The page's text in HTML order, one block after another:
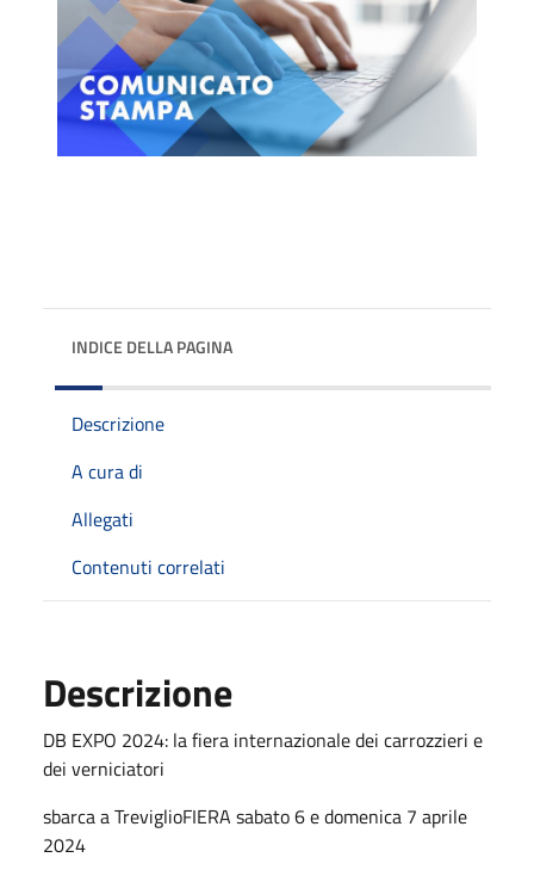
INDICE DELLA PAGINA
Descrizione
A cura di
Allegati
Contenuti correlati
Descrizione
DB EXPO 2024: la fiera internazionale dei carrozzieri e
dei verniciatori
sbarca a TreviglioFIERA sabato 6 e domenica 7 aprile
2024